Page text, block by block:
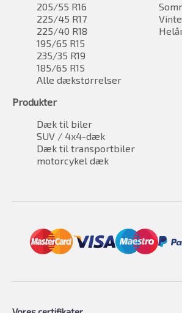
205/55 R16
225/45 R17
225/40 R18
195/65 R15
235/35 R19
185/65 R15
Alle dækstørrelser
Produkter
Dæk til biler
SUV / 4x4-dæk
Dæk til transportbiler
motorcykel dæk